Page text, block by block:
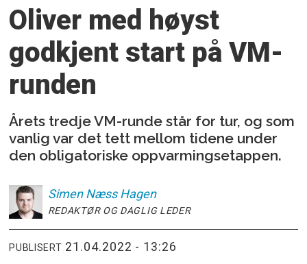
Oliver med høyst
godkjent start på VM-
runden
Årets tredje VM-runde står for tur, og som
vanlig var det tett mellom tidene under
den obligatoriske oppvarmingsetappen.
Simen Næss Hagen
REDAKTØR OG DAGLIG LEDER
PUBLISERT 21.04.2022 - 13:26